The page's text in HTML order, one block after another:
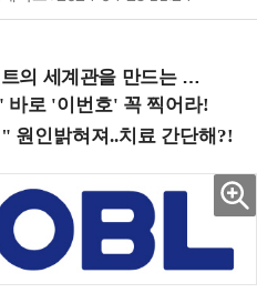
는 지식 설계자로.. (8/20 강남역)